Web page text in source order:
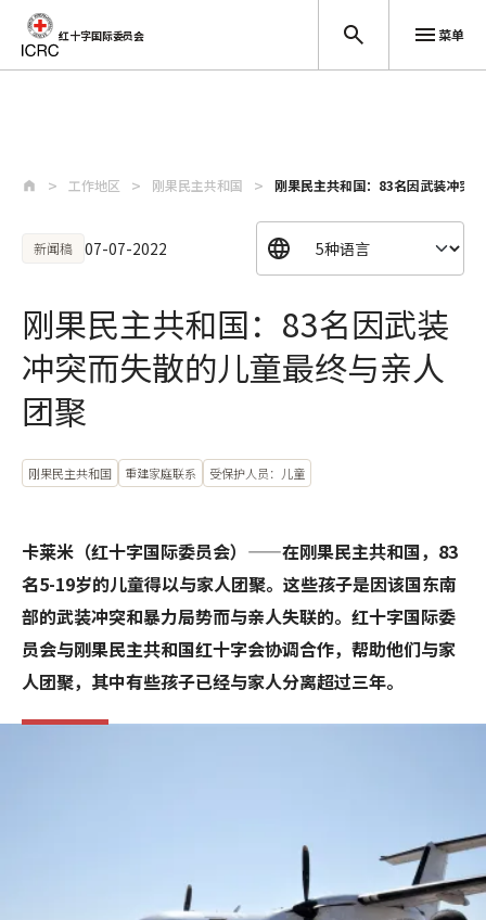
红十字国际委员会 菜单
工作地区 刚果民主共和国 刚果民主共和国：83名因武装冲突
新闻稿 07-07-2022
刚果民主共和国：83名因武装
冲突而失散的儿童最终与亲人
团聚
刚果民主共和国 重建家庭联系 受保护人员：儿童
卡莱米（红十字国际委员会）——在刚果民主共和国，83
名5-19岁的儿童得以与家人团聚。这些孩子是因该国东南
部的武装冲突和暴力局势而与亲人失联的。红十字国际委
员会与刚果民主共和国红十字会协调合作，帮助他们与家
人团聚，其中有些孩子已经与家人分离超过三年。